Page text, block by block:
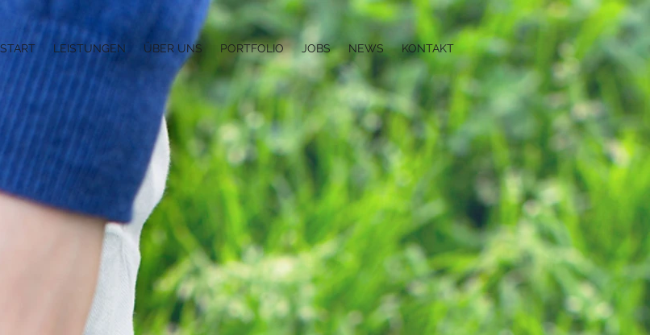
START LEISTUNGEN ÜBER UNS PORTFOLIO JOBS NEWS KONTAKT